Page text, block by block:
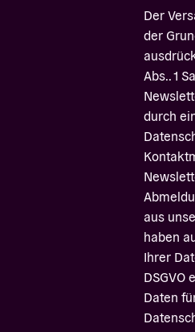
Der
der
Abs.. 1
durch
aus
haben
Ihrer
DSGVO
Daten